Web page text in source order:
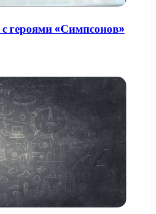
героями «Симпсонов»